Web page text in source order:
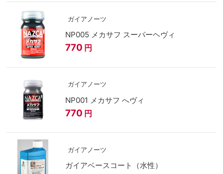
ガイアノーツ
NP005 メカサフ スーパーヘヴィ
770 円
ガイアノーツ
NP001 メカサフ へヴィ
770 円
ガイアノーツ
ガイアベースコート（水性）